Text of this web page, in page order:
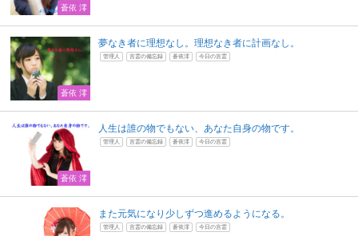
蒼依 澪
蒼依 澪
夢なき者に理想なし。理想なき者に計画なし。
管理人 言霊の備忘録 蒼依澪 今日の言霊
蒼依 澪
人生は誰の物でもない、あなた自身の物です。
管理人 言霊の備忘録 蒼依澪 今日の言霊
また元気になり少しずつ進めるようになる。
管理人 言霊の備忘録 蒼依澪 今日の言霊